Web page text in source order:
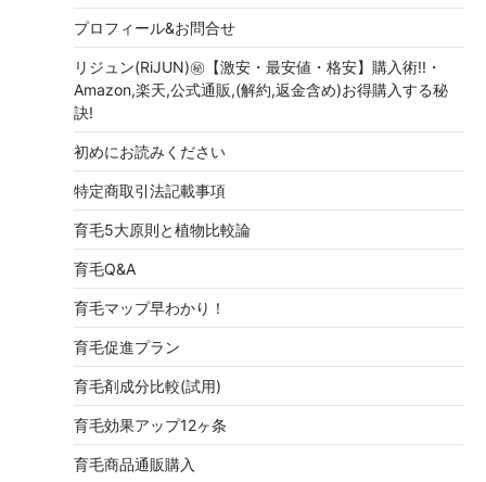
プロフィール&お問合せ
リジュン(RiJUN)㊙【激安・最安値・格安】購入術!!・
Amazon,楽天,公式通販,(解約,返金含め)お得購入する秘
訣!
初めにお読みください
特定商取引法記載事項
育毛5大原則と植物比較論
育毛Q&A
育毛マップ早わかり！
育毛促進プラン
育毛剤成分比較(試用)
育毛効果アップ12ヶ条
育毛商品通販購入